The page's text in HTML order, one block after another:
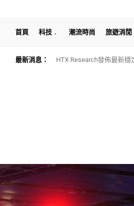
首頁 科技 潮流時尚 旅遊消閒
最新消息： HTX Research發佈最新